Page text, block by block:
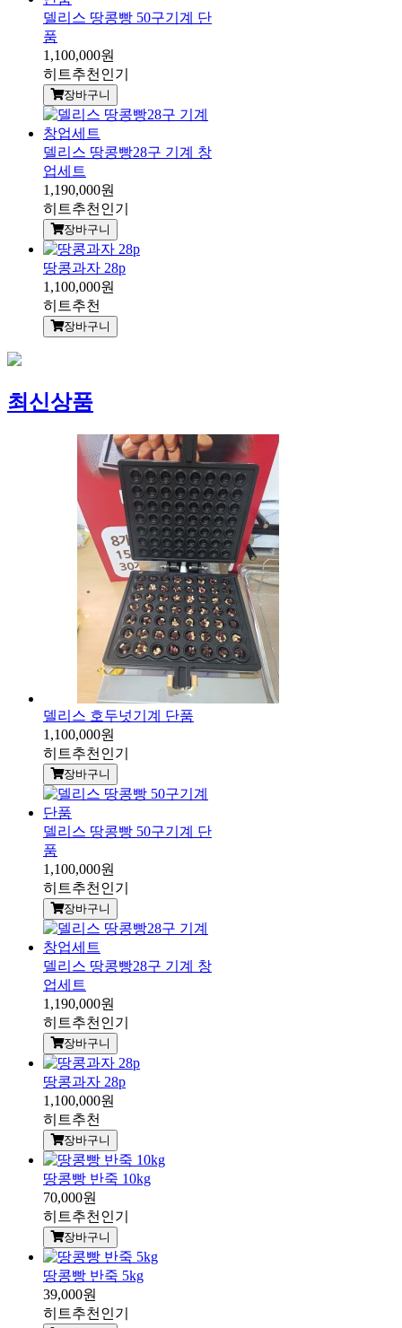
델리스 땅콩빵 50구기계 단
품
1,100,000원
히트추천 인기
장바구니
델리스 땅콩빵28구 기계 창
업세트
1,190,000원
히트추천 인기
장바구니
땅콩과자 28p
1,100,000원
히트추천
장바구니
최신상품
델리스 호두넛기계 단품
1,100,000원
히트추천 인기
장바구니
델리스 땅콩빵 50구기계 단
품
1,100,000원
히트추천 인기
장바구니
델리스 땅콩빵28구 기계 창
업세트
1,190,000원
히트추천 인기
장바구니
땅콩과자 28p
1,100,000원
히트추천
장바구니
땅콩빵 반죽 10kg
70,000원
히트추천 인기
장바구니
땅콩빵 반죽 5kg
39,000원
히트추천 인기